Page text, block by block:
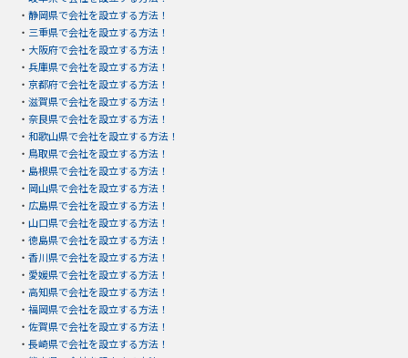
・ 静岡県で会社を設立する方法！
・ 三重県で会社を設立する方法！
・ 大阪府で会社を設立する方法！
・ 兵庫県で会社を設立する方法！
・ 京都府で会社を設立する方法！
・ 滋賀県で会社を設立する方法！
・ 奈良県で会社を設立する方法！
・ 和歌山県で会社を設立する方法！
・ 鳥取県で会社を設立する方法！
・ 島根県で会社を設立する方法！
・ 岡山県で会社を設立する方法！
・ 広島県で会社を設立する方法！
・ 山口県で会社を設立する方法！
・ 徳島県で会社を設立する方法！
・ 香川県で会社を設立する方法！
・ 愛媛県で会社を設立する方法！
・ 高知県で会社を設立する方法！
・ 福岡県で会社を設立する方法！
・ 佐賀県で会社を設立する方法！
・ 長崎県で会社を設立する方法！